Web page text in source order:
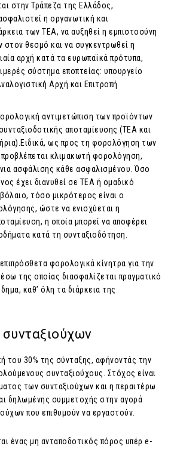
στην Τράπεζα της Ελλάδος,
η οργανωτική και
των ΤΕΑ, να αυξηθεί η εμπιστοσύνη
θεσμό και να συγκεντρωθεί η
αρχή κατά τα ευρωπαϊκά πρότυπα,
σύστημα εποπτείας: υπουργείο
Αρχή και Επιτροπή
αντιμετώπιση των προϊόντων
αποταμίευσης (ΤΕΑ και
ως προς τη φορολόγηση των
κλιμακωτή φορολόγηση,
ασφάλισης κάθε ασφαλισμένου. Όσο
έχει διανυθεί σε ΤΕΑ ή ομαδικό
τόσο μικρότερος είναι ο
ώστε να ενισχύεται η
η οποία μπορεί να αποφέρει
κατά τη συνταξιοδότηση.
φορολογικά κίνητρα για την
της οποίας διασφαλίζεται πραγματικό
καθ’ όλη τα διάρκεια της
του 30% της σύνταξης, αφήνοντάς την
συνταξιούχους. Στόχος είναι
των συνταξιούχων και η περαιτέρω
δηλωμένης συμμετοχής στην αγορά
που επιθυμούν να εργαστούν.
ένας μη ανταποδοτικός πόρος υπέρ e-